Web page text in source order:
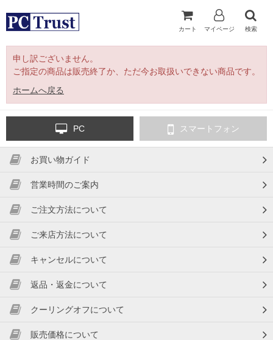
カート マイページ 検索
申し訳ございません。
ご指定の商品は販売終了か、ただ今お取扱いできない商品です。
ホームへ戻る
PC スマートフォン
お買い物ガイド
営業時間のご案内
ご注文方法について
ご来店方法について
キャンセルについて
返品・返金について
クーリングオフについて
販売価格について